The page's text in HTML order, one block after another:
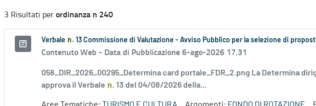
3 Risultati perordinanza n 240
Verbale n . 13 Commissione di Valutazione - Avviso Pubblico per la selezione di
Contenuto Web - Data di Pubblicazione 6-ago-2026 17.31
058_DIR_2026_00295_Determina card portale_FDR_2.png La Determina
approva il Verbale n. 13 del 04/08/2026 della...